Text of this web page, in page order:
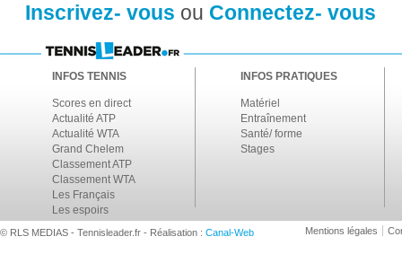
Inscrivez- vous ou Connectez- vous
INFOS TENNIS
Scores en direct
Actualité ATP
Actualité WTA
Grand Chelem
Classement ATP
Classement WTA
Les Français
Les espoirs
INFOS PRATIQUES
Matériel
Entraînement
Santé/ forme
Stages
© RLS MEDIAS - Tennisleader.fr - Réalisation : Canal-Web Mentions légales